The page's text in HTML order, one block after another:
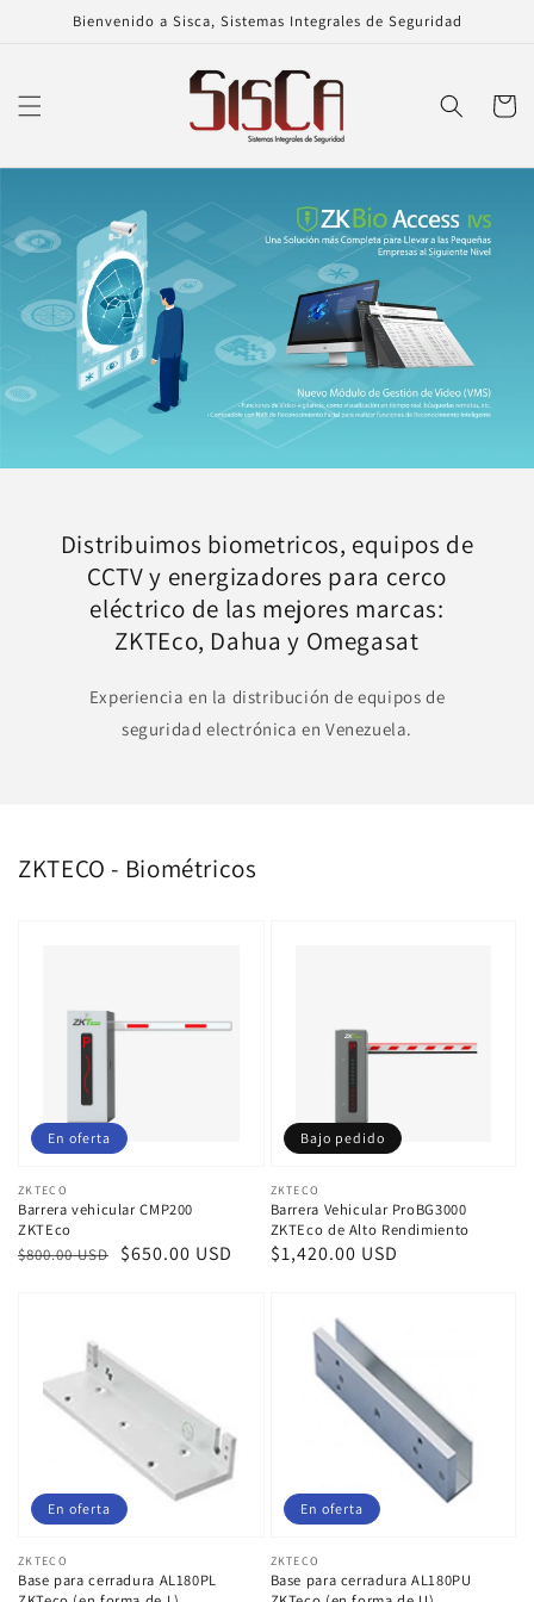
directamenteBienvenido a Sisca, Sistemas Integrales de Seguridad
Carrito
Distribuimos biometricos, equipos de
CCTV y energizadores para cerco
eléctrico de las mejores marcas:
ZKTEco, Dahua y Omegasat
Experiencia en la distribución de equipos de
seguridad electrónica en Venezuela.
ZKTECO - Biométricos
Proveedor:
ZKTECO
Barrera vehicular CMP200
ZKTEco
Precio
$800.00 USD
Precio
$650.00 USD
En oferta
Proveedor:
ZKTECO
Barrera Vehicular ProBG3000
ZKTEco de Alto Rendimiento
Precio
$1,420.00 USD
Bajo pedido
Proveedor:
ZKTECO
Base para cerradura AL180PL
En oferta
Proveedor:
ZKTECO
Base para cerradura AL180PU
En oferta